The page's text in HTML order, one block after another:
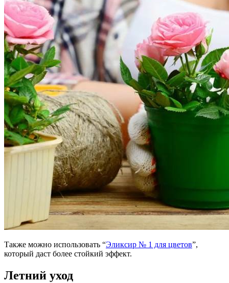
Также можно использовать “Эликсир № 1 для цветов”,
который даст более стойкий эффект.
Летний уход